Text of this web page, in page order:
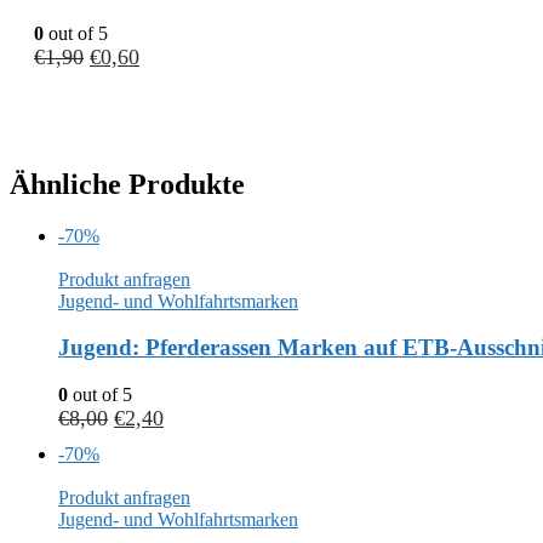
0 out of 5
€1,90 €0,60
Ähnliche Produkte
-70%
Produkt anfragen
Jugend- und Wohlfahrtsmarken
Jugend: Pferderassen Marken auf ETB-
0 out of 5
€8,00 €2,40
-70%
Produkt anfragen
Jugend- und Wohlfahrtsmarken